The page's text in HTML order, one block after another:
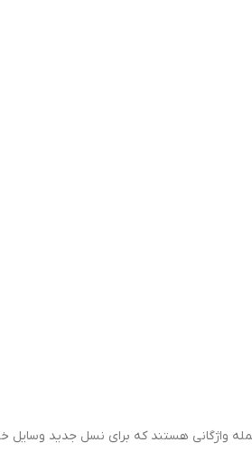
واژگانی هستند که برای نسل جدید